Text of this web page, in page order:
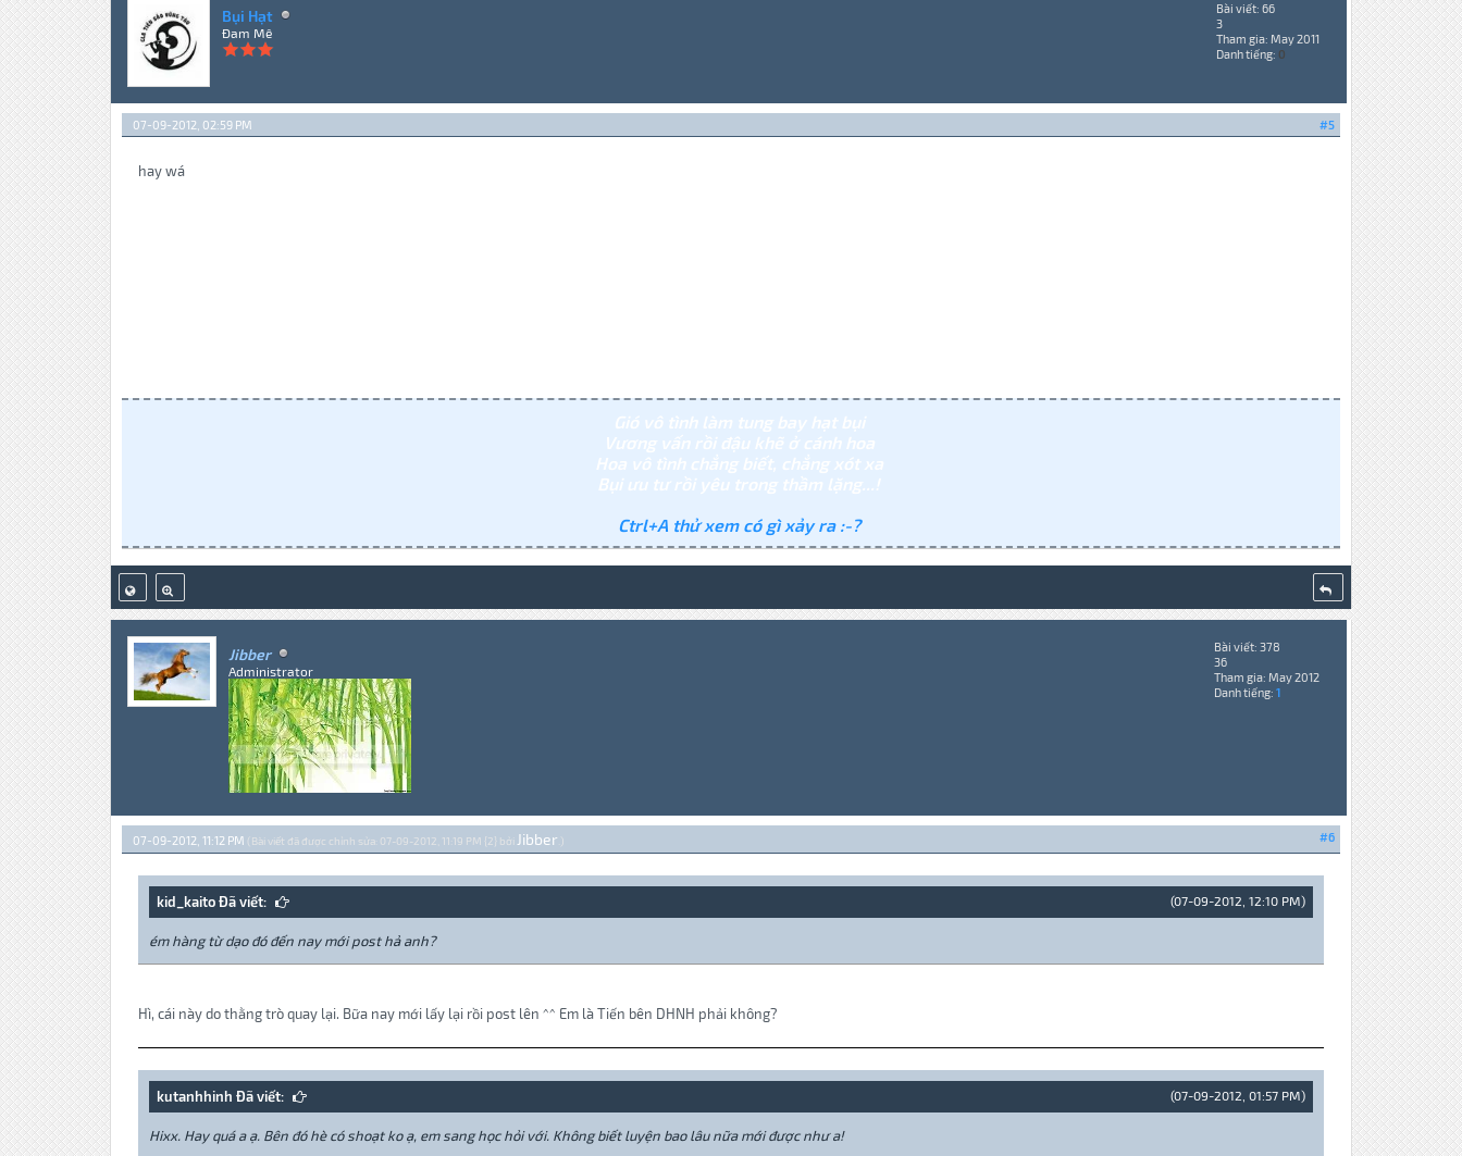
Bụi Hạt
Đam Mê
Bài viết: 66
3
Tham gia: May 2011
Danh tiếng: 0
#5
07-09-2012, 02:59 PM
hay wá
Gió vô tình làm tung bay hạt bụi
Vương vấn rồi đậu khẽ ở cánh hoa
Hoa vô tình chẳng biết, chẳng xót xa
Bụi ưu tư rồi yêu trong thầm lặng...!
Ctrl+A thử xem có gì xảy ra :-?
Jibber
Administrator
Bài viết: 378
36
Tham gia: May 2012
Danh tiếng: 1
#6
07-09-2012, 11:12 PM (Bài viết đã được chỉnh sửa: 07-09-2012, 11:19 PM {2} bởi Jibber .)
(07-09-2012, 12:10 PM)
kid_kaito Đã viết:
ém hàng từ dạo đó đến nay mới post hả anh?
Hì, cái này do thằng trò quay lại. Bữa nay mới lấy lại rồi post lên ^^ Em là Tiến bên DHNH phải không?
(07-09-2012, 01:57 PM)
kutanhhinh Đã viết:
Hixx. Hay quá a ạ. Bên đó hè có shoạt ko ạ, em sang học hỏi với. Không biết luyện bao lâu nữa mới được như a!